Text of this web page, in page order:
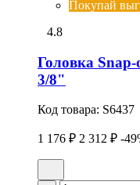
Покупай
4.8
Головка
3/8"
Код товара: S6437
1 176 ₽ 2 312 ₽ -